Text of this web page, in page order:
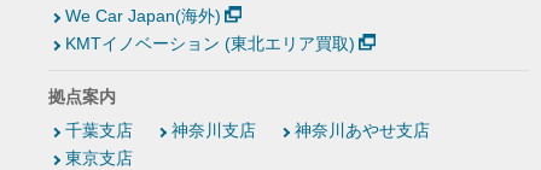
We Car Japan(海外)
KMTイノベーション (東北エリア買取)
拠点案内
千葉支店
神奈川支店
神奈川あやせ支店
東京支店